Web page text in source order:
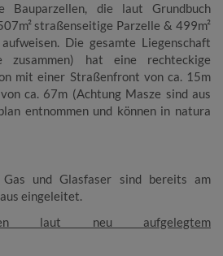
Bauparzellen, die laut Grundbuch
straßenseitige Parzelle & 499m²
Die gesamte Liegenschaft
zusammen) hat eine rechteckige
mit einer Straßenfront von ca. 15m
ca. 67m (Achtung Masze sind aus
entnommen und können in natura
Gas und Glasfaser sind bereits am
eingeleitet.
laut neu aufgelegtem